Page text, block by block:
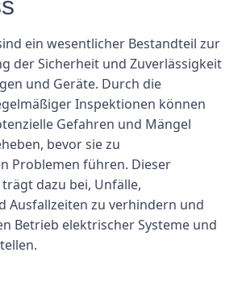
ein wesentlicher Bestandteil zur
der Sicherheit und Zuverlässigkeit
und Geräte. Durch die
Inspektionen können
Gefahren und Mängel
bevor sie zu
Problemen führen. Dieser
dazu bei, Unfälle,
Ausfallzeiten zu verhindern und
Betrieb elektrischer Systeme und